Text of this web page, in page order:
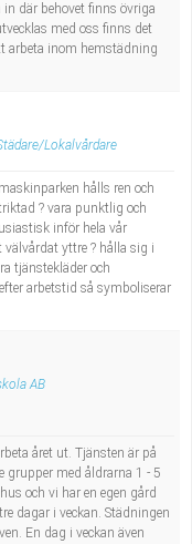
där behovet finns övriga
med oss finns det
arbeta inom hemstädning
Lokalvårdare
hålls ren och
? vara punktlig och
inför hela vår
välvårdat yttre ? hålla sig i
tjänstekläder och
arbetstid så symboliserar
AB
året ut. Tjänsten är på
grupper med åldrarna 1 - 5
och vi har en egen gård
dagar i veckan. Städningen
En dag i veckan även